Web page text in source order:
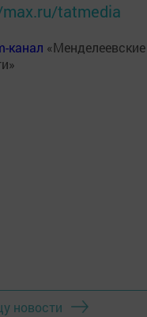
tatmedia
канал «Менделеевские
новости